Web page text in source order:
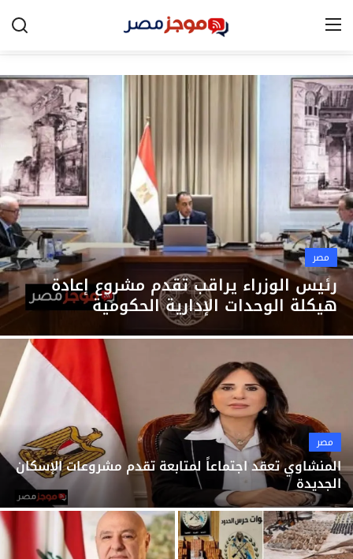
الرئيسية
مصر
الخليج
العالم
الرياضة
اقتصاد
تكنولوجيا
التعليم
منوعات
مصر
رئيس الوزراء يراقب تقدم مشروع إعادة
هيكلة الوحدات الإدارية الحكومية
مصر
المنشاوي تعقد اجتماعاً لمتابعة تقدم مشروعات الإسكان
الجديدة